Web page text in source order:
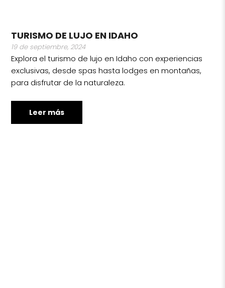
TURISMO DE LUJO EN IDAHO
19 de septiembre, 2024
Explora el turismo de lujo en Idaho con experiencias
exclusivas, desde spas hasta lodges en montañas,
para disfrutar de la naturaleza.
Leer más